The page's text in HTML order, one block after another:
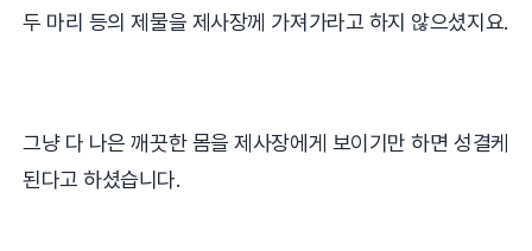
두 마리 등의 제물을 제사장께 가져가라고 하지 않으셨지요.
그냥 다 나은 깨끗한 몸을 제사장에게 보이기만 하면 성결케
된다고 하셨습니다.